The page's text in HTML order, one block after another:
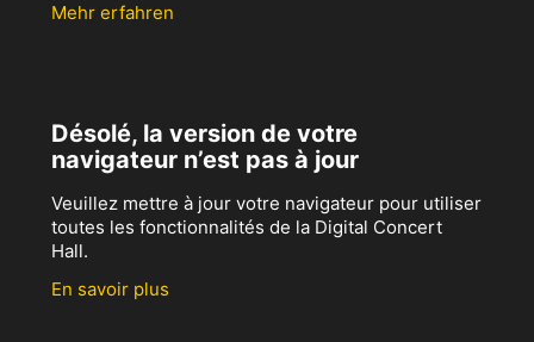
Mehr erfahren
Désolé, la version de votre
navigateur n’est pas à jour
Veuillez mettre à jour votre navigateur pour utiliser
toutes les fonctionnalités de la Digital Concert
Hall.
En savoir plus